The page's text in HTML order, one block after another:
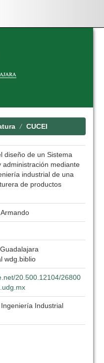
CUCEI
diseño de un Sistema
administración mediante
industrial de una
de productos
wdg.biblio
20.500.12104/26800
Industrial